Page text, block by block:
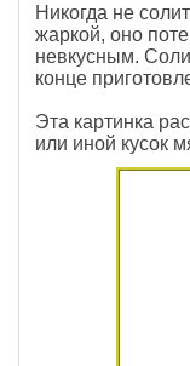
Никогда не
жаркой, оно
невкусным.
конце
Эта картинка
или иной кусок